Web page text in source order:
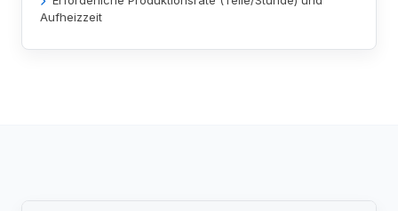
Aufheizzeit